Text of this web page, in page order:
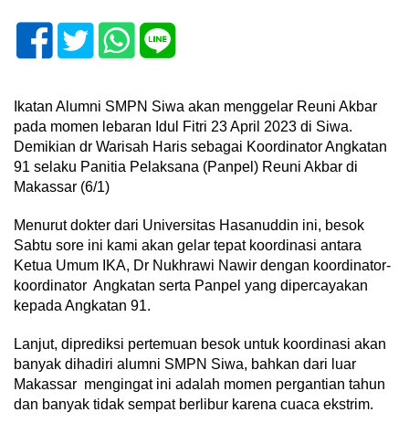
Ikatan Alumni SMPN Siwa akan menggelar Reuni Akbar
pada momen lebaran Idul Fitri 23 April 2023 di Siwa.
Demikian dr Warisah Haris sebagai Koordinator Angkatan
91 selaku Panitia Pelaksana (Panpel) Reuni Akbar di
Makassar (6/1)
Menurut dokter dari Universitas Hasanuddin ini, besok
Sabtu sore ini kami akan gelar tepat koordinasi antara
Ketua Umum IKA, Dr Nukhrawi Nawir dengan koordinator-
koordinator Angkatan serta Panpel yang dipercayakan
kepada Angkatan 91.
Lanjut, diprediksi pertemuan besok untuk koordinasi akan
banyak dihadiri alumni SMPN Siwa, bahkan dari luar
Makassar mengingat ini adalah momen pergantian tahun
dan banyak tidak sempat berlibur karena cuaca ekstrim.